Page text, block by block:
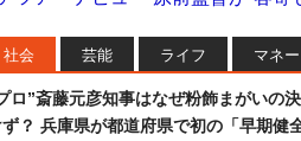
会 芸能 ライフ マネー
ロ”斎藤元彦知事はなぜ粉飾まがいの決
？ 兵庫県が都道府県で初の「早期健